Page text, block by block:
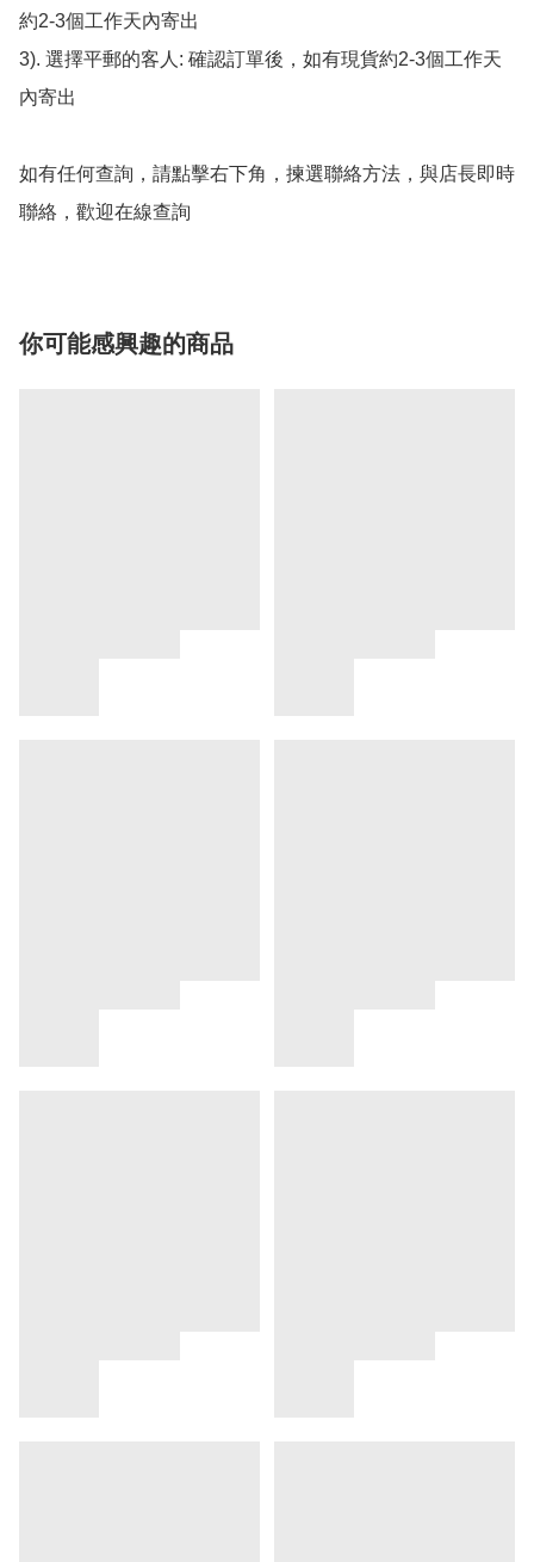
約2-3個工作天內寄出
3). 選擇平郵的客人: 確認訂單後，如有現貨約2-3個工作天
內寄出
如有任何查詢，請點擊右下角，揀選聯絡方法，與店長即時
聯絡，歡迎在線查詢
你可能感興趣的商品